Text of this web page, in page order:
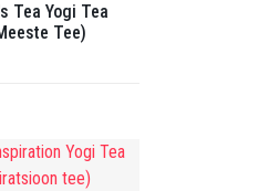
Tea Yogi Tea
Tee)